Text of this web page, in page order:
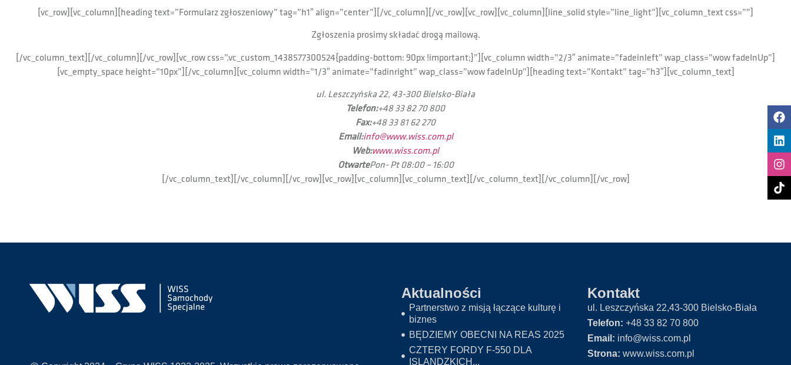
[vc_row][vc_column][heading text=”Formularz zgłoszeniowy” tag=”h1″ align=”center”][/vc_column][/vc_row][vc_row][vc_column][line_solid style=”line_light”][vc_column_text css=””]
Zgłoszenia prosimy składać drogą mailową.​
[/vc_column_text][/vc_column][/vc_row][vc_row css=”.vc_custom_1438577300524{padding-bottom: 90px !important;}”][vc_column width=”2/3″ animate=”fadeinleft” wap_class=”wow fadeInUp”]
[vc_empty_space height=”10px”][/vc_column][vc_column width=”1/3″ animate=”fadinright” wap_class=”wow fadeInUp”][heading text=”Kontakt” tag=”h3″][vc_column_text]
ul. Leszczyńska 22, 43-300 Bielsko-Biała
Telefon:+48 33 82 70 800
Fax:+48 33 81 62 270
Email:info@www.wiss.com.pl
Web:www.wiss.com.pl
OtwartePon- Pt 08:00 – 16:00
[/vc_column_text][/vc_column][/vc_row][vc_row][vc_column][vc_column_text][/vc_column_text][/vc_column][/vc_row]
Aktualności
Partnerstwo z misją łączące kulturę i
biznes
BĘDZIEMY OBECNI NA REAS 2025
CZTERY FORDY F-550 DLA
ISLANDZKICH...
Kontakt
ul. Leszczyńska 22,43-300 Bielsko-Biała
Telefon: +48 33 82 70 800
Email: info@wiss.com.pl
Strona: www.wiss.com.pl